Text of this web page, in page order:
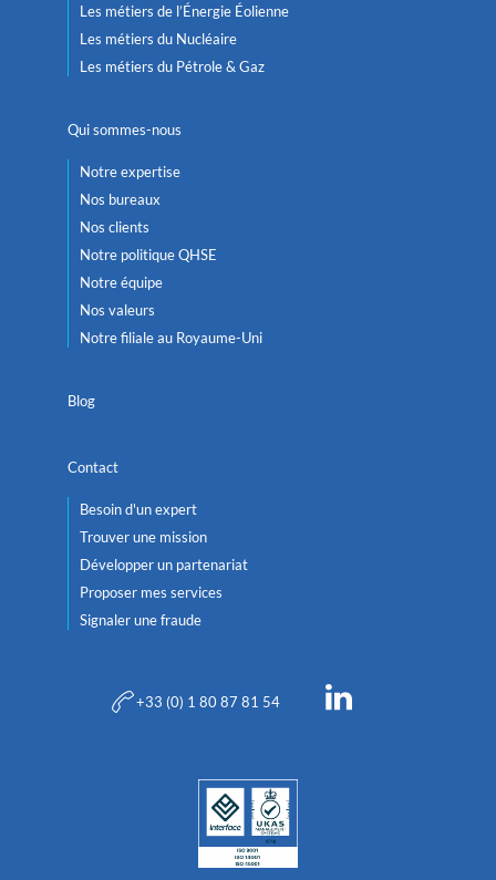
Les métiers de l’Énergie Éolienne
Les métiers du Nucléaire
Les métiers du Pétrole & Gaz
Qui sommes-nous
Notre expertise
Nos bureaux
Nos clients
Notre politique QHSE
Notre équipe
Nos valeurs
Notre filiale au Royaume-Uni
Blog
Contact
Besoin d'un expert
Trouver une mission
Développer un partenariat
Proposer mes services
Signaler une fraude
+33 (0) 1 80 87 81 54